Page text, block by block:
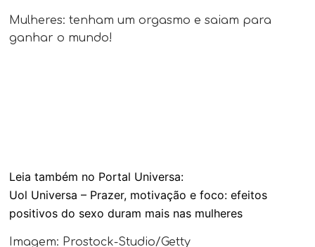
Mulheres: tenham um orgasmo e saiam para
ganhar o mundo!
Leia também no Portal Universa:
Uol Universa – Prazer, motivação e foco: efeitos
positivos do sexo duram mais nas mulheres
Imagem: Prostock-Studio/Getty